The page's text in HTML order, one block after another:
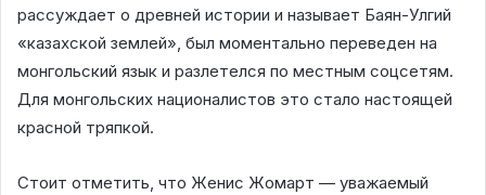
рассуждает о древней истории и называет Баян-Улгий
«казахской землей», был моментально переведен на
монгольский язык и разлетелся по местным соцсетям.
Для монгольских националистов это стало настоящей
красной тряпкой.
Стоит отметить, что Женис Жомарт — уважаемый